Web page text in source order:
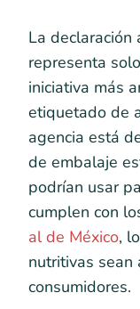
La declaración
representa
iniciativa más
etiquetado de
agencia está
de embalaje
podrían usar
cumplen con
al de México,
nutritivas sean
consumidores.